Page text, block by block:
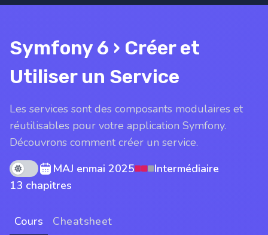
Symfony 6 › Créer et
Utiliser un Service
Les services sont des composants modulaires et
réutilisables pour votre application Symfony.
Découvrons comment créer un service.
Theme mode
MAJ enmai 2025
Intermédiaire
13 chapitres
Cours Cheatsheet